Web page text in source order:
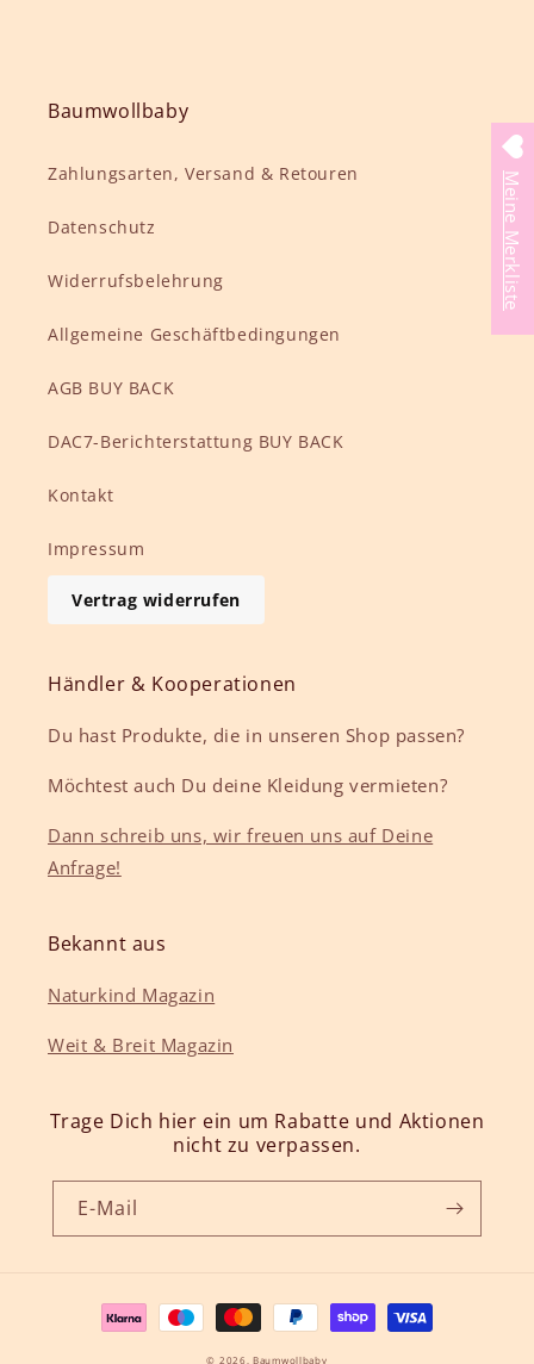
Baumwollbaby
Zahlungsarten, Versand & Retouren
Datenschutz
Widerrufsbelehrung
Allgemeine Geschäftbedingungen
AGB BUY BACK
DAC7-Berichterstattung BUY BACK
Kontakt
Impressum
Vertrag widerrufen
Händler & Kooperationen
Du hast Produkte, die in unseren Shop passen?
Möchtest auch Du deine Kleidung vermieten?
Dann schreib uns, wir freuen uns auf Deine
Anfrage!
Bekannt aus
Naturkind Magazin
Weit & Breit Magazin
Trage Dich hier ein um Rabatte und Aktionen
nicht zu verpassen.
E-Mail
Zahlungsmethoden
© 2026,Baumwollbaby
Meine Merkliste